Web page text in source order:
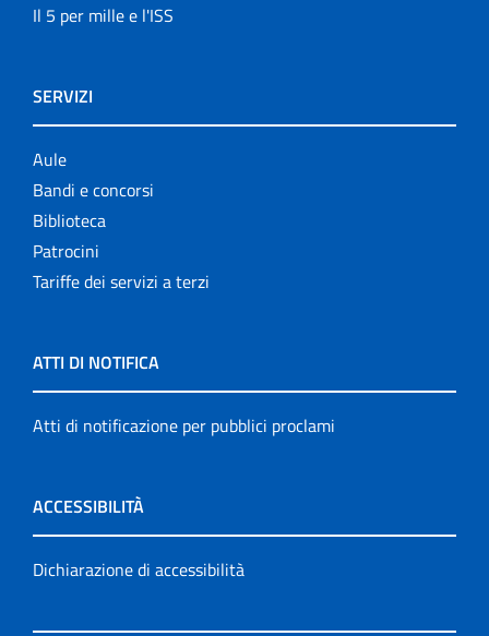
Il 5 per mille e l'ISS
SERVIZI
Aule
Bandi e concorsi
Biblioteca
Patrocini
Tariffe dei servizi a terzi
ATTI DI NOTIFICA
Atti di notificazione per pubblici proclami
ACCESSIBILITÀ
Dichiarazione di accessibilità